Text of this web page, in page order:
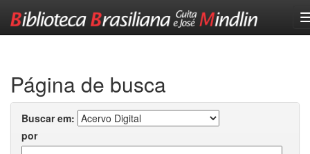
Página de busca
Buscar em:
por